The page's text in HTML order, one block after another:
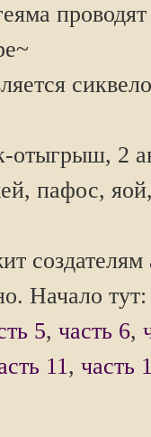
2
пафос, яой,
Начало
5, часть 6,
11, часть